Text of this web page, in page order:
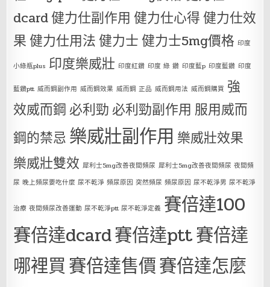
dcard健力仕副作用 健力仕心得健力仕效
果健力仕用法健力士健力士5mg價格 印度
小綠瓶plus 印度樂威壯 印度紅鑽 印度 綠 鑽 印度藍p 印度藍鑽 印度
藍鑽ptt 威而鋼副作用 威而鋼效果 威而鋼 正品 威而鋼用法 威而鋼購買 強
效威而鋼 必利勁 必利勁副作用 服用威而
鋼的禁忌 樂威壯副作用 樂威壯效果
樂威壯雙效 犀利士5mg改善夜間頻尿 犀利士5mg改善夜間頻尿 夜間頻
尿 晚上頻尿要吃什麼 尿不乾淨 頻尿原因 突然頻尿 頻尿原因 尿不乾淨男 尿不乾淨
治療 夜間頻尿改善運動 尿不乾淨ptt 尿不乾淨定義 賽倍達100
賽倍達dcard賽倍達ptt賽倍達
哪裡買賽倍達售價賽倍達怎麼